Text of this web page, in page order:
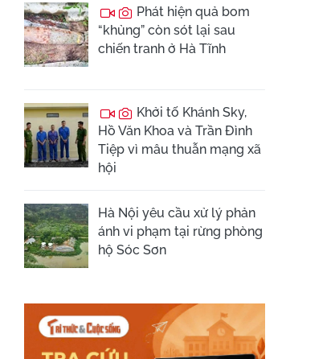
Phát hiện quả bom
“khủng” còn sót lại sau
chiến tranh ở Hà Tĩnh
Khởi tố Khánh Sky,
Hồ Văn Khoa và Trần Đình
Tiệp vì mâu thuẫn mạng xã
hội
Hà Nội yêu cầu xử lý phản
ánh vi phạm tại rừng phòng
hộ Sóc Sơn